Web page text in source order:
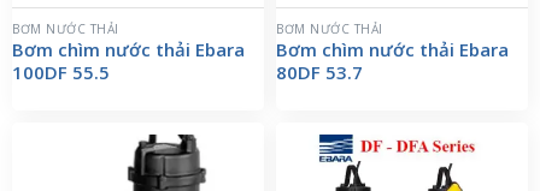
BƠM NƯỚC THẢI
Bơm chìm nước thải Ebara
100DF 55.5
BƠM NƯỚC THẢI
Bơm chìm nước thải Ebara
80DF 53.7